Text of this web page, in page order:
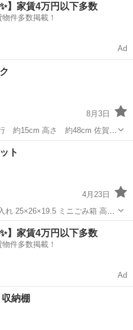
】家賃4万円以下多数
件多数掲載！
Ad
8月3日
えください。引き渡し後はノ
具
ト
4月23日
家具 トイレ
】家賃4万円以下多数
件多数掲載！
Ad
納棚